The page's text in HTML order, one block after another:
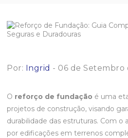
Por: Ingrid - 06 de Setembro
O reforço de fundação é uma
projetos de construção, visando
durabilidade das estruturas. Com
por edificações em terrenos